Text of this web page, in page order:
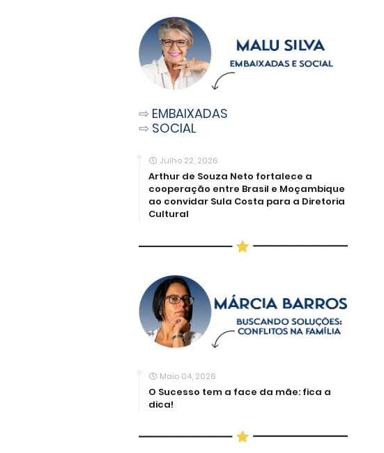
⇨ EMBAIXADAS
⇨ SOCIAL
Julho 22, 2026
Arthur de Souza Neto fortalece a
cooperação entre Brasil e Moçambique
ao convidar Sula Costa para a Diretoria
Cultural
Maio 04, 2026
O Sucesso tem a face da mãe: fica a
dica!